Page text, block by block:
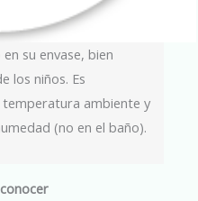
su envase, bien
los niños. Es
ambiente y
(no en el baño).